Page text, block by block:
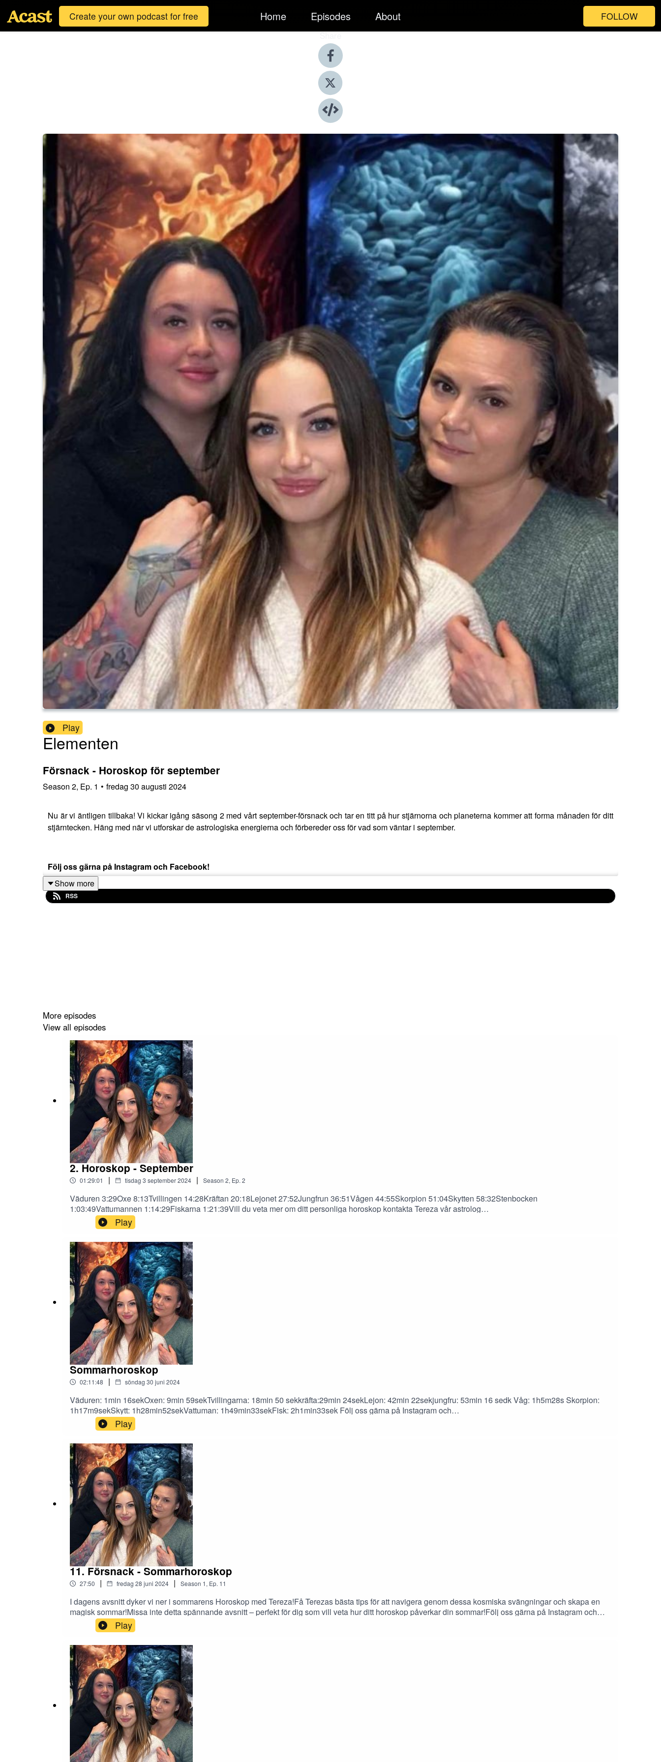
Create your own podcast for free Home Episodes About FOLLOW
Share
Play
Elementen
Försnack - Horoskop för september
Season 2, Ep. 1 • fredag 30 augusti 2024
Nu är vi äntligen tillbaka! Vi kickar igång säsong 2 med vårt september-försnack och tar en titt på hur stjärnorna och planeterna kommer att forma månaden för ditt
stjärntecken. Häng med när vi utforskar de astrologiska energierna och förbereder oss för vad som väntar i september.
Följ oss gärna på Instagram och Facebook!
@Elementenpodcast
@Norrsken.ovik
Show more
RSS
More episodes
View all episodes
2. Horoskop - September
01:29:01 | tisdag 3 september 2024 | Season 2, Ep. 2
Väduren 3:29Oxe 8:13Tvillingen 14:28Kräftan 20:18Lejonet 27:52Jungfrun 36:51Vågen 44:55Skorpion 51:04Skytten 58:32Stenbocken
1:03:49Vattumannen 1:14:29Fiskarna 1:21:39Vill du veta mer om ditt personliga horoskop kontakta Tereza vår astrolog
på highcoastastrology@gmail.comeller kontakta henne via instagram high_coast_astrology
Play
Sommarhoroskop
02:11:48 | söndag 30 juni 2024
Väduren: 1min 16sekOxen: 9min 59sekTvillingarna: 18min 50 sekkräfta:29min 24sekLejon: 42min 22sekjungfru: 53min 16 sedk Våg: 1h5m28s Skorpion:
1h17m9sekSkytt: 1h28min52sekVattuman: 1h49min33sekFisk: 2h1min33sek Följ oss gärna på Instagram och
Facebook!@Elementenpodcast@Norrsken.ovik@High_coast_astrology
Play
11. Försnack - Sommarhoroskop
27:50 | fredag 28 juni 2024 | Season 1, Ep. 11
I dagens avsnitt dyker vi ner i sommarens Horoskop med Tereza!Få Terezas bästa tips för att navigera genom dessa kosmiska svängningar och skapa en
magisk sommar!Missa inte detta spännande avsnitt – perfekt för dig som vill veta hur ditt horoskop påverkar din sommar!Följ oss gärna på Instagram och
Facebook!@Elementenpodcast@Norrsken.ovik@High_coast_astrology
Play